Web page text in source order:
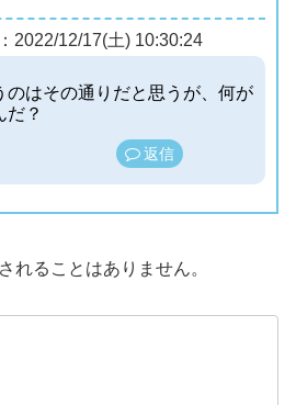
2022/12/17(土) 10:30:24
のはその通りだと思うが、何が
だ？
返信
れることはありません。